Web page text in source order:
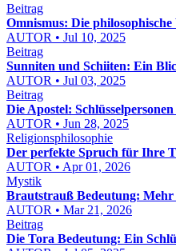
Beitrag
Omnismus: Die
AUTOR • Jul 10, 2025
Beitrag
Sunniten und Schiiten: Ein
AUTOR • Jul 03, 2025
Beitrag
Die Apostel:
AUTOR • Jun 28, 2025
Religionsphilosophie
Der perfekte Spruch für Ihre
AUTOR • Apr 01, 2026
Mystik
Brautstrauß Bedeutung:
AUTOR • Mar 21, 2026
Beitrag
Die Tora Bedeutung: Ein